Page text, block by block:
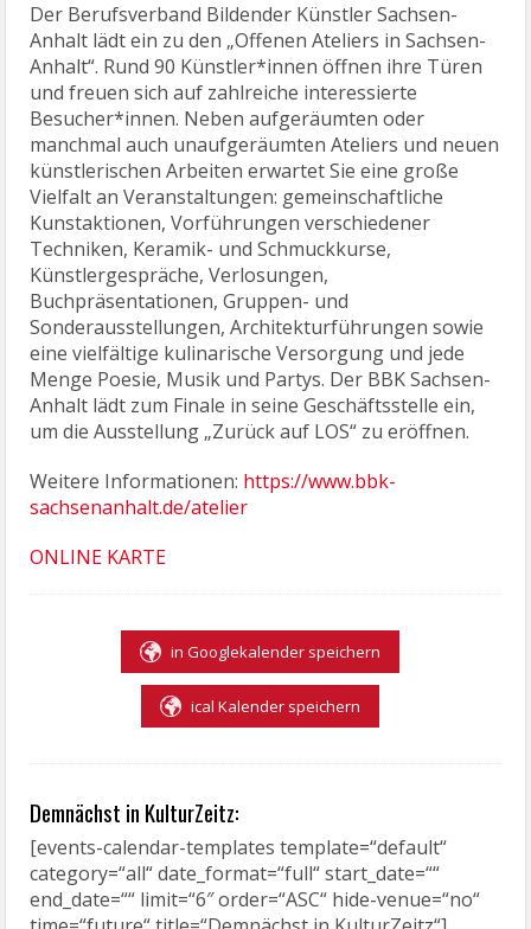
Der Berufsverband Bildender Künstler Sachsen-
Anhalt lädt ein zu den „Offenen Ateliers in Sachsen-
Anhalt“. Rund 90 Künstler*innen öffnen ihre Türen
und freuen sich auf zahlreiche interessierte
Besucher*innen. Neben aufgeräumten oder
manchmal auch unaufgeräumten Ateliers und neuen
künstlerischen Arbeiten erwartet Sie eine große
Vielfalt an Veranstaltungen: gemeinschaftliche
Kunstaktionen, Vorführungen verschiedener
Techniken, Keramik- und Schmuckkurse,
Künstlergespräche, Verlosungen,
Buchpräsentationen, Gruppen- und
Sonderausstellungen, Architekturführungen sowie
eine vielfältige kulinarische Versorgung und jede
Menge Poesie, Musik und Partys. Der BBK Sachsen-
Anhalt lädt zum Finale in seine Geschäftsstelle ein,
um die Ausstellung „Zurück auf LOS“ zu eröffnen.
Weitere Informationen: https://www.bbk-
sachsenanhalt.de/atelier
ONLINE KARTE
in Googlekalender speichern
ical Kalender speichern
Demnächst in KulturZeitz:
[events-calendar-templates template=“default“
category=“all“ date_format=“full“ start_date=““
end_date=““ limit=“6″ order=“ASC“ hide-venue=“no“